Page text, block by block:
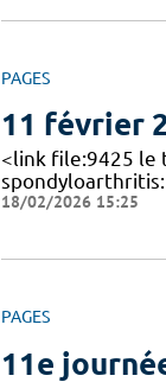
PAGES
11 février
<link file:9425 le
spondyloarthritis:
18/02/2026 15:25
PAGES
11e